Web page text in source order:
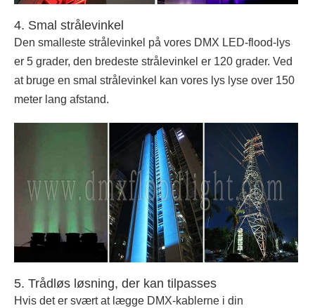
4. Smal strålevinkel
Den smalleste strålevinkel på vores DMX LED-flood-lys
er 5 grader, den bredeste strålevinkel er 120 grader. Ved
at bruge en smal strålevinkel kan vores lys lyse over 150
meter lang afstand.
5. Trådløs løsning, der kan tilpasses
Hvis det er svært at lægge DMX-kablerne i din